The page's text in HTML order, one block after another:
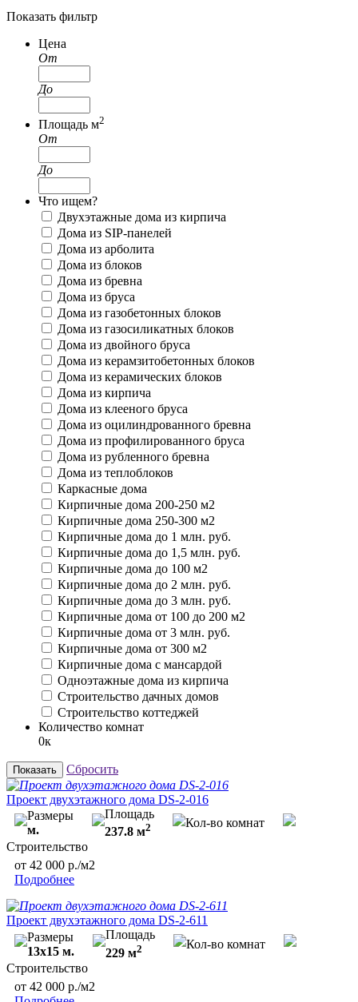
Показать фильтр
Цена
От
До
Площадь м2
От
До
Что ищем?
Двухэтажные дома из кирпича
Дома из SIP-панелей
Дома из арболита
Дома из блоков
Дома из бревна
Дома из бруса
Дома из газобетонных блоков
Дома из газосиликатных блоков
Дома из двойного бруса
Дома из керамзитобетонных блоков
Дома из керамических блоков
Дома из кирпича
Дома из клееного бруса
Дома из оцилиндрованного бревна
Дома из профилированного бруса
Дома из рубленного бревна
Дома из теплоблоков
Каркасные дома
Кирпичные дома 200-250 м2
Кирпичные дома 250-300 м2
Кирпичные дома до 1 млн. руб.
Кирпичные дома до 1,5 млн. руб.
Кирпичные дома до 100 м2
Кирпичные дома до 2 млн. руб.
Кирпичные дома до 3 млн. руб.
Кирпичные дома от 100 до 200 м2
Кирпичные дома от 3 млн. руб.
Кирпичные дома от 300 м2
Кирпичные дома с мансардой
Одноэтажные дома из кирпича
Строительство дачных домов
Строительство коттеджей
Количество комнат
0к
Показать Сбросить
Проект двухэтажного дома DS-2-016
Размеры
м.
Площадь
237.8 м2
Кол-во комнат
Строительство
от 42 000 р./м2
Подробнее
Проект двухэтажного дома DS-2-611
Размеры
13х15 м.
Площадь
229 м2
Кол-во комнат
Строительство
от 42 000 р./м2